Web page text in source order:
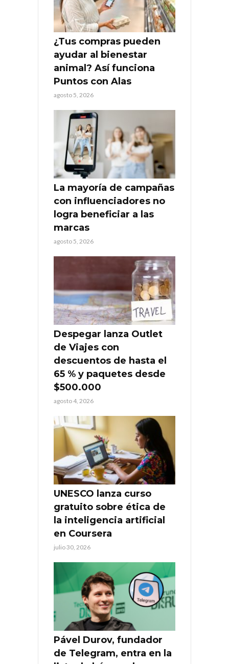
¿Tus compras pueden
ayudar al bienestar
animal? Así funciona
Puntos con Alas
agosto 5, 2026
La mayoría de campañas
con influenciadores no
logra beneficiar a las
marcas
agosto 5, 2026
Despegar lanza Outlet
de Viajes con
descuentos de hasta el
65 % y paquetes desde
$500.000
agosto 4, 2026
UNESCO lanza curso
gratuito sobre ética de
la inteligencia artificial
en Coursera
julio 30, 2026
Pável Durov, fundador
de Telegram, entra en la